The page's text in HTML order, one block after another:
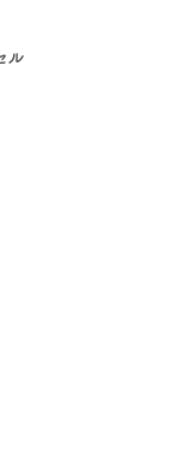
ル